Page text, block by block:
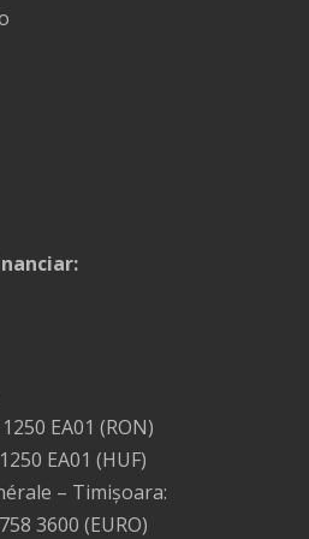
EA01 (RON)
EA01 (HUF)
– Timişoara:
3600 (EURO)